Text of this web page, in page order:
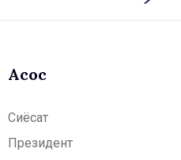
Асосӣ
Сиёсат
Президент